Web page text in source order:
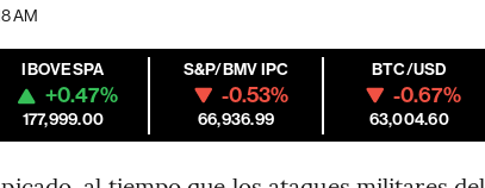
AM
IBOVESPA
+0.47%
177,999.00
S&P/BMV IPC
-0.53%
66,936.99
BTC/USD
-0.67%
63,004.60